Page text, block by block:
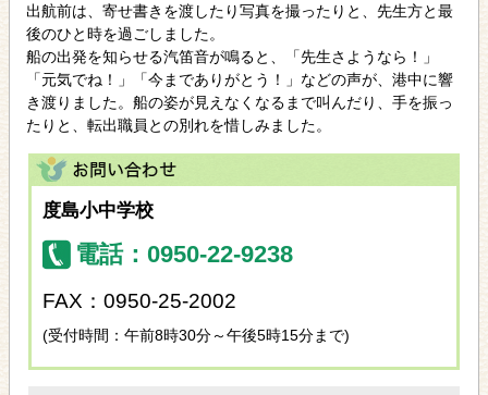
出航前は、寄せ書きを渡したり写真を撮ったりと、先生方と最
後のひと時を過ごしました。
船の出発を知らせる汽笛音が鳴ると、「先生さようなら！」
「元気でね！」「今までありがとう！」などの声が、港中に響
き渡りました。船の姿が見えなくなるまで叫んだり、手を振っ
たりと、転出職員との別れを惜しみました。
度島小中学校
電話：0950-22-9238
FAX：0950-25-2002
(受付時間：午前8時30分～午後5時15分まで)